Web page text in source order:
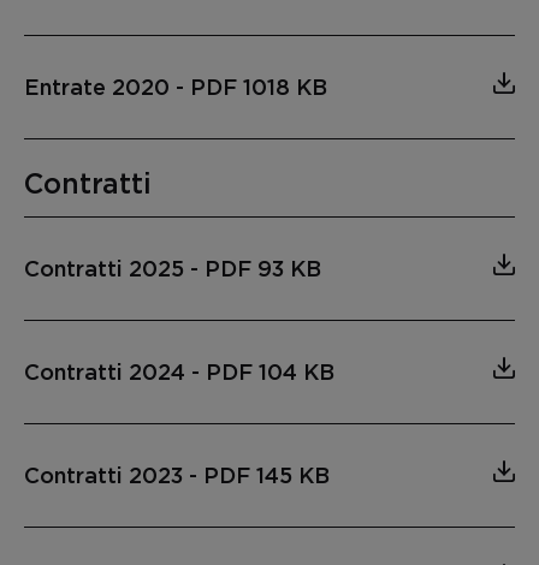
Entrate 2020 - PDF 1018 KB
Contratti
Contratti 2025 - PDF 93 KB
Contratti 2024 - PDF 104 KB
Contratti 2023 - PDF 145 KB